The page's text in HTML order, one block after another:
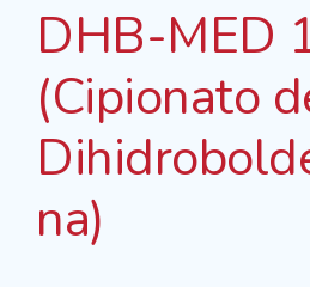
DHB-MED
(Cipionato
na)